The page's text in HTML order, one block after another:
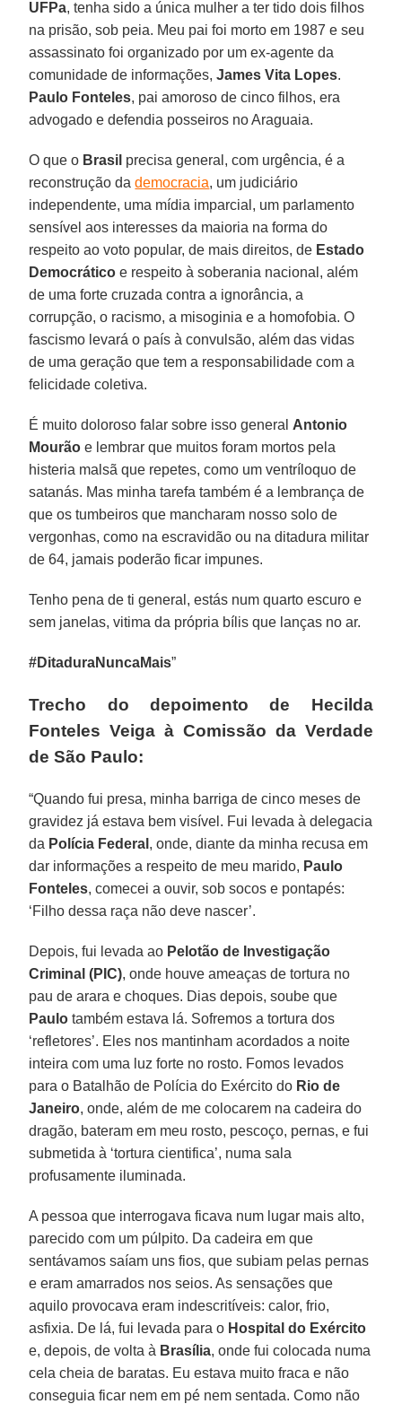
UFPa, tenha sido a única mulher a ter tido dois filhos
na prisão, sob peia. Meu pai foi morto em 1987 e seu
assassinato foi organizado por um ex-agente da
comunidade de informações,James Vita Lopes.
Paulo Fonteles, pai amoroso de cinco filhos, era
advogado e defendia posseiros no Araguaia.
O que o Brasil precisa general, com urgência, é a
reconstrução dademocracia, um judiciário
independente, uma mídia imparcial, um parlamento
sensível aos interesses da maioria na forma do
respeito ao voto popular, de mais direitos, de Estado
Democrático e respeito à soberania nacional, além
de uma forte cruzada contra a ignorância, a
corrupção, o racismo, a misoginia e a homofobia. O
fascismo levará o país à convulsão, além das vidas
de uma geração que tem a responsabilidade com a
felicidade coletiva.
É muito doloroso falar sobre isso general Antonio
Mourão e lembrar que muitos foram mortos pela
histeria malsã que repetes, como um ventríloquo de
satanás. Mas minha tarefa também é a lembrança de
que os tumbeiros que mancharam nosso solo de
vergonhas, como na escravidão ou na ditadura militar
de 64, jamais poderão ficar impunes.
Tenho pena de ti general, estás num quarto escuro e
sem janelas, vitima da própria bílis que lanças no ar.
#DitaduraNuncaMais”
Trecho do depoimento de Hecilda
Fonteles Veiga à Comissão da Verdade
de São Paulo:
“Quando fui presa, minha barriga de cinco meses de
gravidez já estava bem visível. Fui levada à delegacia
da Polícia Federal , onde, diante da minha recusa em
dar informações a respeito de meu marido, Paulo
Fonteles, comecei a ouvir, sob socos e pontapés:
‘Filho dessa raça não deve nascer’.
Depois, fui levada ao Pelotão de Investigação
Criminal (PIC), onde houve ameaças de tortura no
pau de arara e choques. Dias depois, soube que
Paulo também estava lá. Sofremos a tortura dos
‘refletores’. Eles nos mantinham acordados a noite
inteira com uma luz forte no rosto. Fomos levados
para o Batalhão de Polícia do Exército do Rio de
Janeiro, onde, além de me colocarem na cadeira do
dragão, bateram em meu rosto, pescoço, pernas, e fui
submetida à ‘tortura cientifica’, numa sala
profusamente iluminada.
A pessoa que interrogava ficava num lugar mais alto,
parecido com um púlpito. Da cadeira em que
sentávamos saíam uns fios, que subiam pelas pernas
e eram amarrados nos seios. As sensações que
aquilo provocava eram indescritíveis: calor, frio,
asfixia. De lá, fui levada para o Hospital do Exército
e, depois, de volta à Brasília, onde fui colocada numa
cela cheia de baratas. Eu estava muito fraca e não
conseguia ficar nem em pé nem sentada. Como não